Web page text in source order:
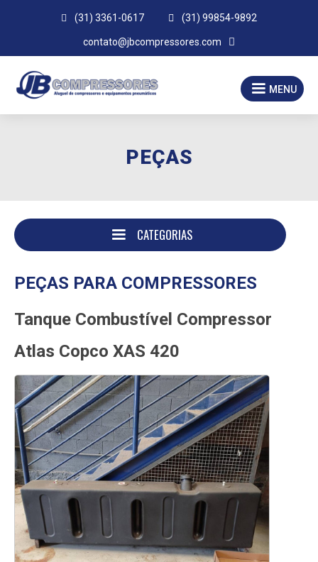
 (31) 3361-0617  (31) 99854-9892
contato@jbcompressores.com 
MENU
PEÇAS
CATEGORIAS
PEÇAS PARA COMPRESSORES
Tanque Combustível Compressor
Atlas Copco XAS 420